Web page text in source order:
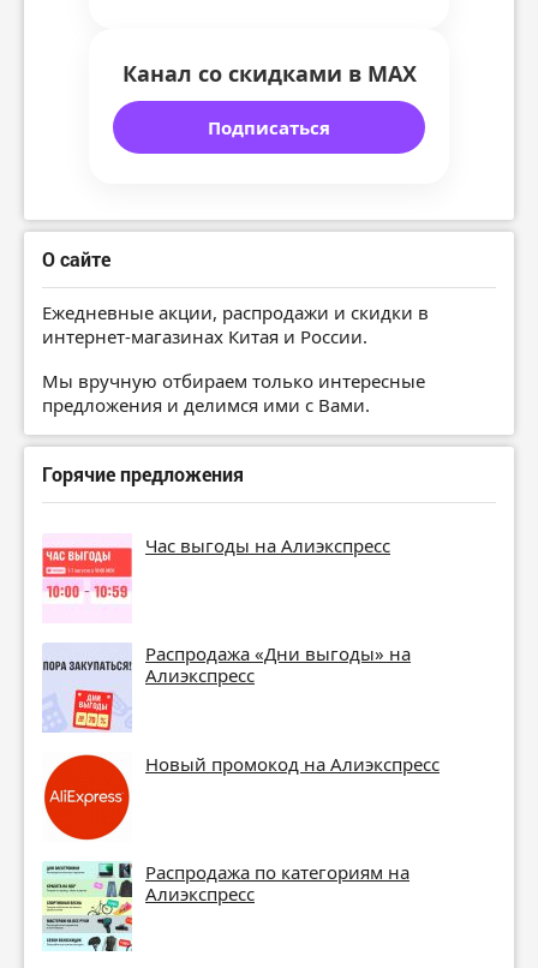
Канал со скидками в MAX
Подписаться
О сайте
Ежедневные акции, распродажи и скидки в
интернет-магазинах Китая и России.
Мы вручную отбираем только интересные
предложения и делимся ими с Вами.
Горячие предложения
Час выгоды на Алиэкспресс
Распродажа «Дни выгоды» на
Алиэкспресс
Новый промокод на Алиэкспресс
Распродажа по категориям на
Алиэкспресс